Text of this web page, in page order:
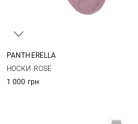
PANTHERELLA
НОСКИ ROSE
1 000 грн